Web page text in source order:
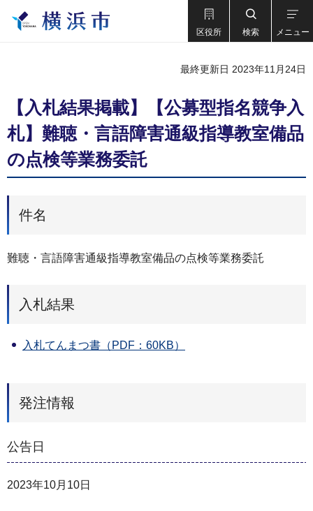
区役所 検索 メニュー
最終更新日 2023年11月24日
【入札結果掲載】【公募型指名競争入
札】難聴・言語障害通級指導教室備品
の点検等業務委託
件名
難聴・言語障害通級指導教室備品の点検等業務委託
入札結果
入札てんまつ書（PDF：60KB）
発注情報
公告日
2023年10月10日